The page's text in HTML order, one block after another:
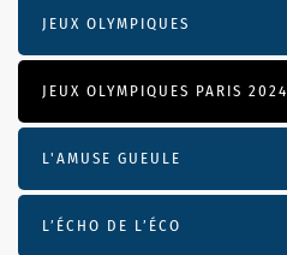
JEUX OLYMPIQUES
JEUX OLYMPIQUES PARIS 2024
L'AMUSE GUEULE
L’ÉCHO DE L’ÉCO